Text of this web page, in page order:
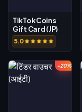
TikTok Coins
Gift Card (JP)
5.0
-20%